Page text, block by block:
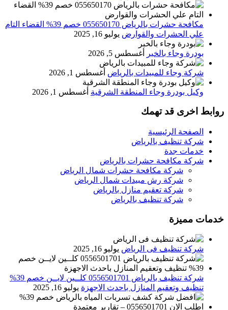
مكافحة حشرات بالرياض 055650170 خصم 39% القضاء التام
علي الحشرات والقوارض يوليو 16, 2025
بودرة وجاء بالخبر أغسطس 5, 2026
شركة وجاء للمبيدات بالرياض أغسطس 1, 2026
وكيل بودرة وجاء المنطقة الشرقية أغسطس 1, 2026
روابط اخرى قد تهمك
الصفحة الرئيسية
شركة تنظيف بالرياض
خدمات جدة
شركة مكافحة حشرات بالرياض
شركة مكافحة حشرات شمال الرياض
شركة رش مبيدات شمال الرياض
شركة تعقيم منازل بالرياض
شركة تنظيف بالرياض
خدمات مميزة
شركة تنظيف فى الرياض يوليو 16, 2025
شركة تنظيف بالرياض 0556501701 كلــين لايــن خصم 39%
تنظيف وتعقيم المنازل باحدث الاجهزة يوليو 16, 2025